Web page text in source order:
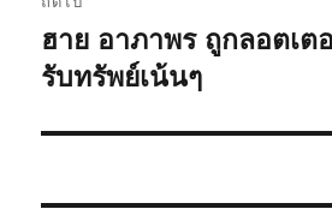
เรื่อง
ต่อ
ฮาย อาภาพร ถูกลอตเต
รับทรัพย์เน้นๆ